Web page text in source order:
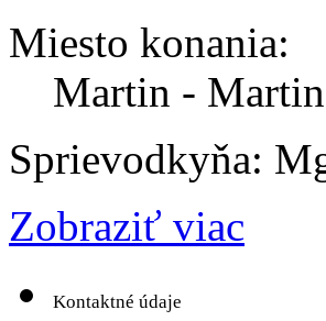
Miesto konania:
Martin - Martin
Sprievodkyňa:
Zobraziť viac
Kontaktné údaje